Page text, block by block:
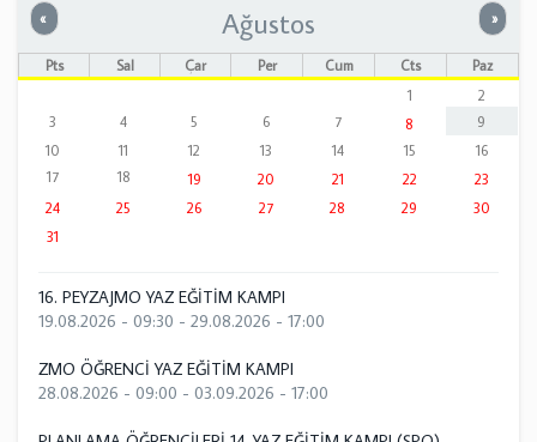
« Önceki »
Ağustos
Pts Sal Çar Per Cum Cts
Paz
1
2
3
4 5 6 7 8
9
10
11 12 13 14 15
16
17
18 19 20 21 22
23
24
25 26 27 28 29
30
31
16. PEYZAJMO YAZ EĞİTİM KAMPI
19.08.2026 - 09:30 - 29.08.2026 - 17:00
ZMO ÖĞRENCİ YAZ EĞİTİM KAMPI
28.08.2026 - 09:00 - 03.09.2026 - 17:00